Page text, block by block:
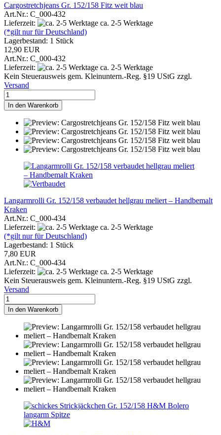
Cargostretchjeans Gr. 152/158 Fitz weit blau
Art.Nr.: C_000-432
Lieferzeit:
ca. 2-5 Werktage
(*gilt nur für Deutschland)
Lagerbestand: 1 Stück
12,90 EUR
Art.Nr.: C_000-432
Lieferzeit:
ca. 2-5 Werktage
Kein Steuerausweis gem. Kleinuntern.-Reg. §19 UStG zzgl.
Versand
In den Warenkorb
Langarmrolli Gr. 152/158 verbaudet hellgrau meliert – Handbemalt
Kraken
Art.Nr.: C_000-434
Lieferzeit:
ca. 2-5 Werktage
(*gilt nur für Deutschland)
Lagerbestand: 1 Stück
7,80 EUR
Art.Nr.: C_000-434
Lieferzeit:
ca. 2-5 Werktage
Kein Steuerausweis gem. Kleinuntern.-Reg. §19 UStG zzgl.
Versand
In den Warenkorb